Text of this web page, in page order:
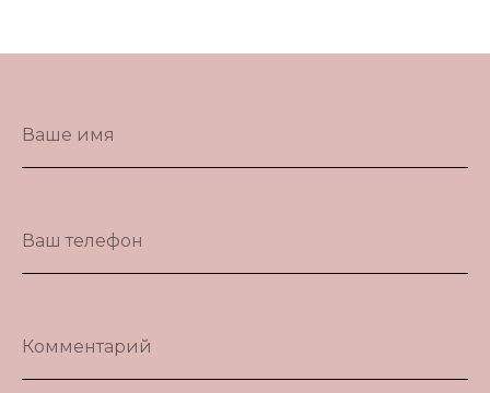
Ваше имя
Ваш телефон
Комментарий